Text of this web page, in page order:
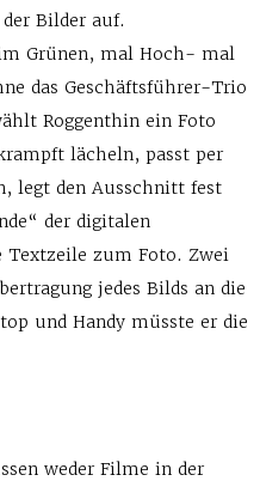
Bilder auf.
Grünen, mal Hoch- mal
das Geschäftsführer-Trio
Roggenthin ein Foto
lächeln, passt per
legt den Ausschnitt fest
der digitalen
Textzeile zum Foto. Zwei
jedes Bilds an die
und Handy müsste er die
weder Filme in der